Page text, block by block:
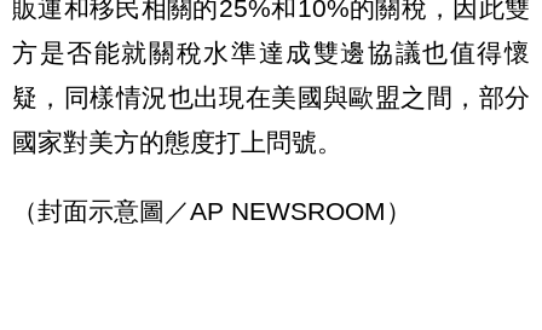
販運和移民相關的25%和10%的關稅，因此雙
方是否能就關稅水準達成雙邊協議也值得懷
疑，同樣情況也出現在美國與歐盟之間，部分
國家對美方的態度打上問號。
（封面示意圖／AP NEWSROOM）